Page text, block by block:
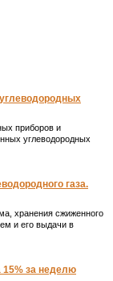
приборов и
углеводородных
газа.
хранения сжиженного
и его выдачи в
за неделю